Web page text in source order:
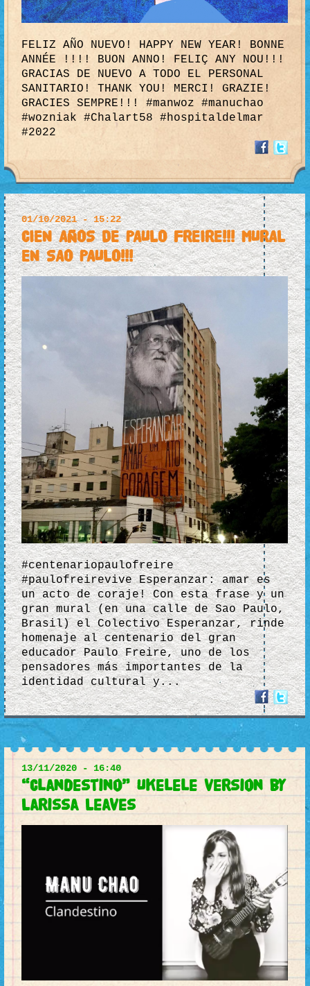
FELIZ AÑO NUEVO! HAPPY NEW YEAR! BONNE
ANNÉE !!!! BUON ANNO! FELIÇ ANY NOU!!!
GRACIAS DE NUEVO A TODO EL PERSONAL
SANITARIO! THANK YOU! MERCI! GRAZIE!
GRACIES SEMPRE!!! #manwoz #manuchao
#wozniak #Chalart58 #hospitaldelmar
#2022
01/10/2021 - 15:22
CIEN AÑOS DE PAULO FREIRE!!! MURAL
EN SAO PAULO!!!
#centenariopaulofreire
#paulofreirevive Esperanzar: amar es
un acto de coraje! Con esta frase y un
gran mural (en una calle de Sao Paulo,
Brasil) el Colectivo Esperanzar, rinde
homenaje al centenario del gran
educador Paulo Freire, uno de los
pensadores más importantes de la
identidad cultural y...
13/11/2020 - 16:40
“Clandestino” Ukelele version by
Larissa Leaves